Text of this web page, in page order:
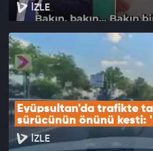
İZLE
Eyüpsultan'da trafikte
sürücünün önünü kesti:
İZLE